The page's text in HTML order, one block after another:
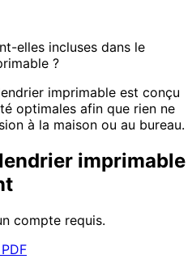
elles incluses dans le
?
imprimable est conçu
optimales afin que rien ne
à la maison ou au bureau.
imprimable
compte requis.